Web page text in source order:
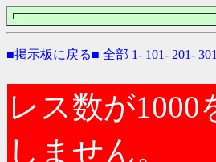
■掲示板に戻る■ 全部 1- 101- 201-
レス数が
しません。